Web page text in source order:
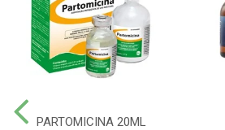
PARTOMICINA 20ML